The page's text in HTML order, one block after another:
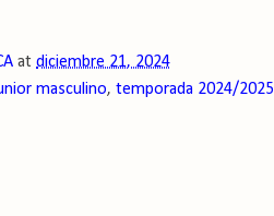
at diciembre 21, 2024
masculino, temporada 2024/2025